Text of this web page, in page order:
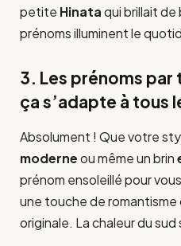
petite Hinataqui brillait de
prénoms illuminent le
3. Les prénoms par
ça s’adapte à tous
Absolument ! Que votre
moderneou même un brin
prénom ensoleillé pour
une touche de romantisme
originale. La chaleur du sud